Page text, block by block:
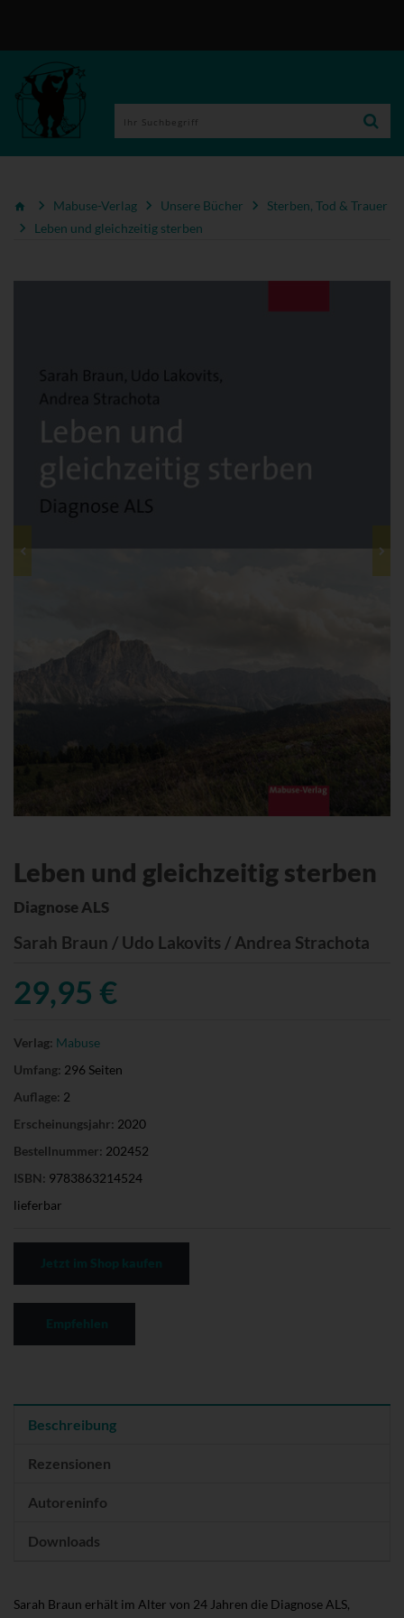
Mabuse-Verlag Unsere Bücher
Sterben, Tod & Trauer
Leben und gleichzeitig sterben
Leben und gleichzeitig sterben
Diagnose ALS
Sarah Braun / Udo Lakovits / Andrea Strachota
29,95 €
Verlag: Mabuse
Umfang: 296 Seiten
Auflage: 2
Erscheinungsjahr: 2020
Bestellnummer: 202452
ISBN: 9783863214524
lieferbar
Beschreibung
Rezensionen
Autoreninfo
Downloads
Sarah Braun erhält im Alter von 24 Jahren die Diagnose ALS,